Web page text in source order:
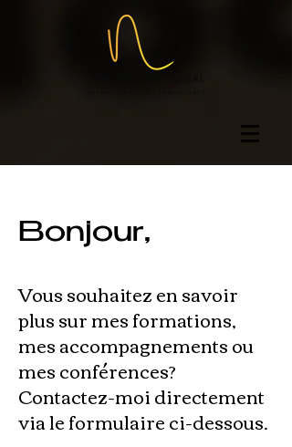
Bonjour,
Vous souhaitez en savoir
plus sur mes formations,
mes accompagnements ou
mes conférences?
Contactez-moi directement
via le formulaire ci-dessous.